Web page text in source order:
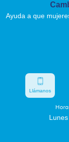
Ayuda a que
Llámanos